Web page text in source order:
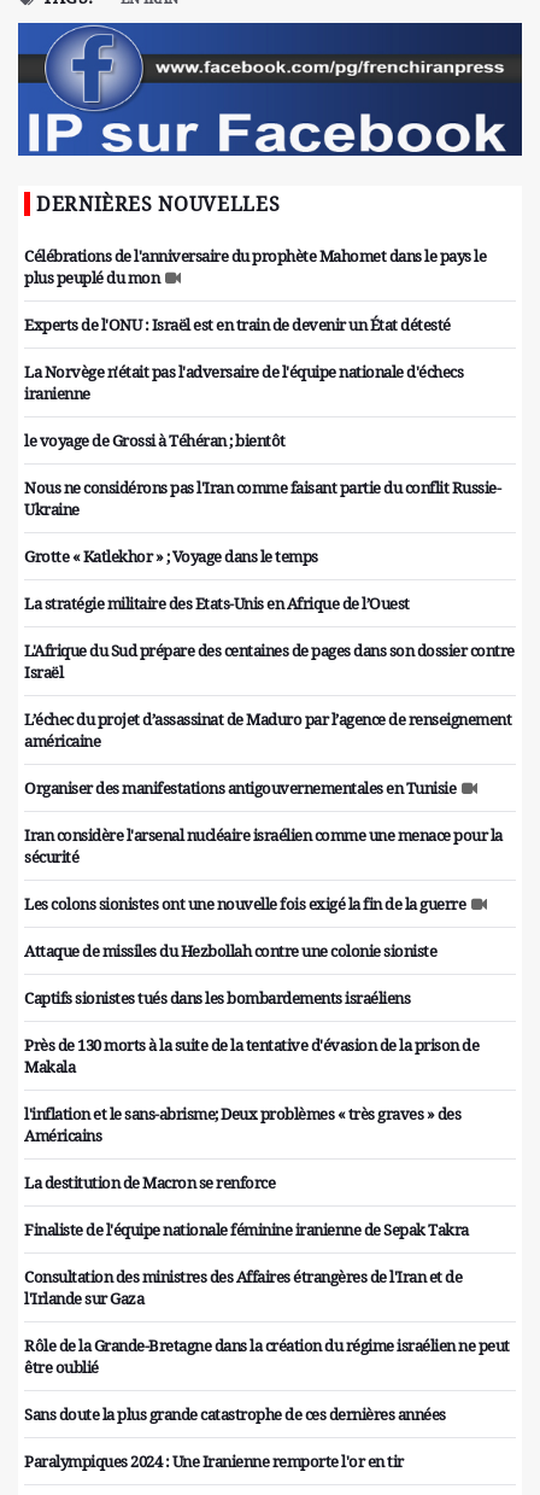
DERNIÈRES NOUVELLES
Célébrations de l'anniversaire du prophète Mahomet dans le pays le
plus peuplé du mon
Experts de l'ONU : Israël est en train de devenir un État détesté
La Norvège n'était pas l'adversaire de l'équipe nationale d'échecs
iranienne
le voyage de Grossi à Téhéran ; bientôt
Nous ne considérons pas l'Iran comme faisant partie du conflit Russie-
Ukraine
Grotte « Katlekhor » ; Voyage dans le temps
La stratégie militaire des Etats-Unis en Afrique de l’Ouest
L'Afrique du Sud prépare des centaines de pages dans son dossier contre
Israël
L’échec du projet d’assassinat de Maduro par l’agence de renseignement
américaine
Organiser des manifestations antigouvernementales en Tunisie
Iran considère l'arsenal nucléaire israélien comme une menace pour la
sécurité
Les colons sionistes ont une nouvelle fois exigé la fin de la guerre
Attaque de missiles du Hezbollah contre une colonie sioniste
Captifs sionistes tués dans les bombardements israéliens
Près de 130 morts à la suite de la tentative d'évasion de la prison de
Makala
l'inflation et le sans-abrisme; Deux problèmes « très graves » des
Américains
La destitution de Macron se renforce
Finaliste de l'équipe nationale féminine iranienne de Sepak Takra
Consultation des ministres des Affaires étrangères de l'Iran et de
l'Irlande sur Gaza
Rôle de la Grande-Bretagne dans la création du régime israélien ne peut
être oublié
Sans doute la plus grande catastrophe de ces dernières années
Paralympiques 2024 : Une Iranienne remporte l'or en tir